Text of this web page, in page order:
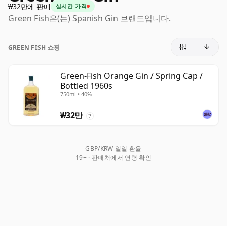
₩32만에 판매 실시간 가격
Green Fish은(는) Spanish Gin 브랜드입니다.
GREEN FISH 쇼핑
Green-Fish Orange Gin / Spring Cap /
Bottled 1960s
750ml • 40%
₩32만 ?
GBP/KRW 일일 환율
19+ · 판매처에서 연령 확인